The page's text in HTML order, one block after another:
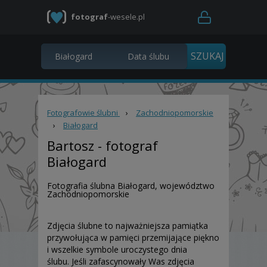
fotograf-wesele.pl
Fotografowie ślubni ›
Zachodniopomorskie
›
Białogard
Bartosz - fotograf
Białogard
Fotografia ślubna Białogard, województwo
Zachodniopomorskie
Zdjęcia ślubne to najważniejsza pamiątka
przywołująca w pamięci przemijające piękno
i wszelkie symbole uroczystego dnia
ślubu. Jeśli zafascynowały Was zdjęcia